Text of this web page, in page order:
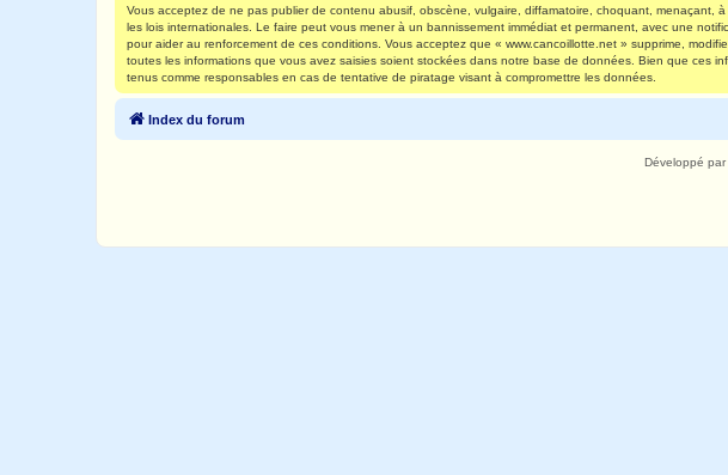
Vous acceptez de ne pas publier de contenu abusif, obscène, vulgaire, diffamatoire, choquant,
les lois internationales. Le faire peut vous mener à un bannissement immédiat et permanent, avec une
pour aider au renforcement de ces conditions. Vous acceptez que « www.cancoillotte.net » supprime,
toutes les informations que vous avez saisies soient stockées dans notre base de données. Bien que ces
tenus comme responsables en cas de tentative de piratage visant à compromettre les données.
Index du forum
Développé par